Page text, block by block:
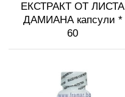
ЕКСТРАКТ ОТ ЛИСТА
ДАМИАНА капсули *
60